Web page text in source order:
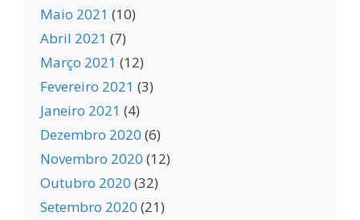
Maio 2021 (10)
Abril 2021 (7)
Março 2021 (12)
Fevereiro 2021 (3)
Janeiro 2021 (4)
Dezembro 2020 (6)
Novembro 2020 (12)
Outubro 2020 (32)
Setembro 2020 (21)